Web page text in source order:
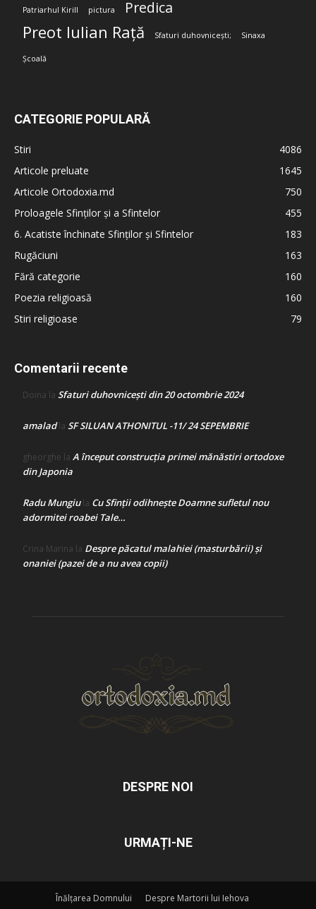
Patriarhul Kirill pictura Predica
Preot Iulian Rață Sfaturi duhovnicești; Sinaxa
Școală
CATEGORIE POPULARĂ
Stiri
4086
Articole preluate
1645
Articole Ortodoxia.md
750
Proloagele Sfinților și a Sfintelor
455
6. Acatiste închinate Sfinților și Sfintelor
183
Rugăciuni
163
Fără categorie
160
Poezia religioasă
160
Stiri religioase
79
Comentarii recente
Doina la Sfaturi duhovnicești din 20 octombrie 2024
amaladla SF SILUAN ATHONITUL -11/ 24 SEPEMBRIE
gheorghe la A început construcţia primei mănăstiri ortodoxe
din Japonia
Radu Mungiula Cu Sfinții odihnește Doamne sufletul nou
adormitei roabei Tale…
Crina Marina la Despre păcatul malahiei (masturbării) şi
onaniei (pazei de a nu avea copii)
DESPRE NOI
URMAȚI-NE
Înălțarea Domnului
Despre Martorii lui Iehova